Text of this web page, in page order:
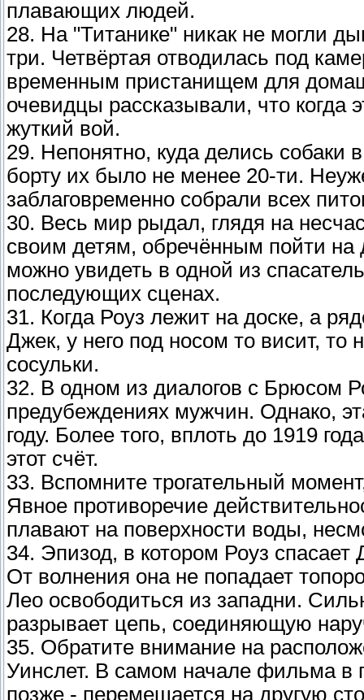
плавающих людей.
28. На "Титанике" никак не могли
три. Четвёртая отводилась под
временным пристанищем для
очевидцы рассказывали, что когда
жуткий вой.
29. Непонятно, куда делись
борту их было не менее 20-ти.
заблаговременно собрали всех
30. Весь мир рыдал, глядя на
своим детям, обречённым пойти
можно увидеть в одной из
последующих сценах.
31. Когда Роуз лежит на доске, а
Джек, у него под носом то висит, то
сосульки.
32. В одном из диалогов с Брюсом
предубеждениях мужчин. Однако,
году. Более того, вплоть до 1919
этот счёт.
33. Вспомните трогательный
Явное противоречие
плавают на поверхности воды,
34. Эпизод, в котором Роуз спасает
От волнения она не попадает
Лео освободиться из западни.
разрывает цепь, соединяющую
35. Обратите внимание на
Уинслет. В самом начале фильма в
позже - перемещается на другую